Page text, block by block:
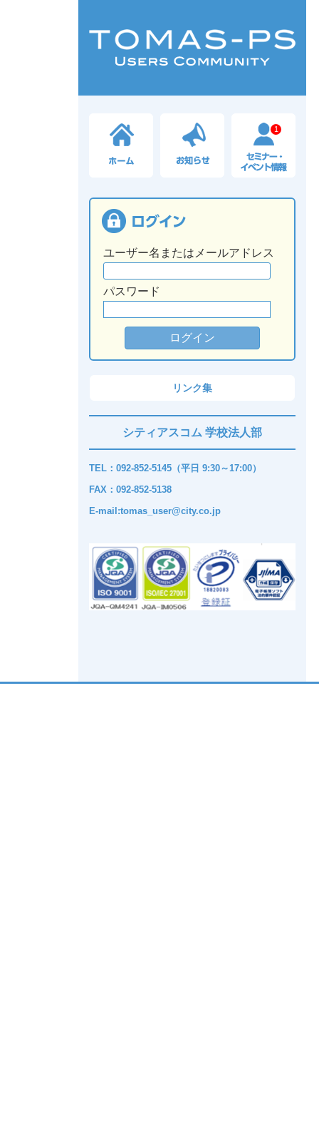
1
ユーザー名またはメールアドレス
パスワード
リンク集
シティアスコム 学校法人部
TEL：092-852-5145（平日 9:30～17:00）
FAX：092-852-5138
E-mail:tomas_user@city.co.jp